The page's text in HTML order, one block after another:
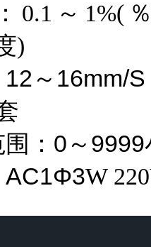
0.1～1%(
)
～16mm/
：0～9999
AC1Φ3W